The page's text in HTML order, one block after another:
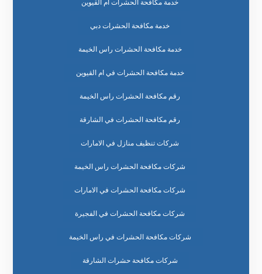
خدمة مكافحة الحشرات ام القيوين
خدمة مكافحة الحشرات دبي
خدمة مكافحة الحشرات راس الخيمة
خدمة مكافحة الحشرات في ام القيوين
رقم مكافحة الحشرات راس الخيمة
رقم مكافحة الحشرات في الشارقة
شركات تنظيف منازل في الامارات
شركات مكافحة الحشرات راس الخيمة
شركات مكافحة الحشرات في الامارات
شركات مكافحة الحشرات في الفجيرة
شركات مكافحة الحشرات في راس الخيمة
شركات مكافحة حشرات الشارقة